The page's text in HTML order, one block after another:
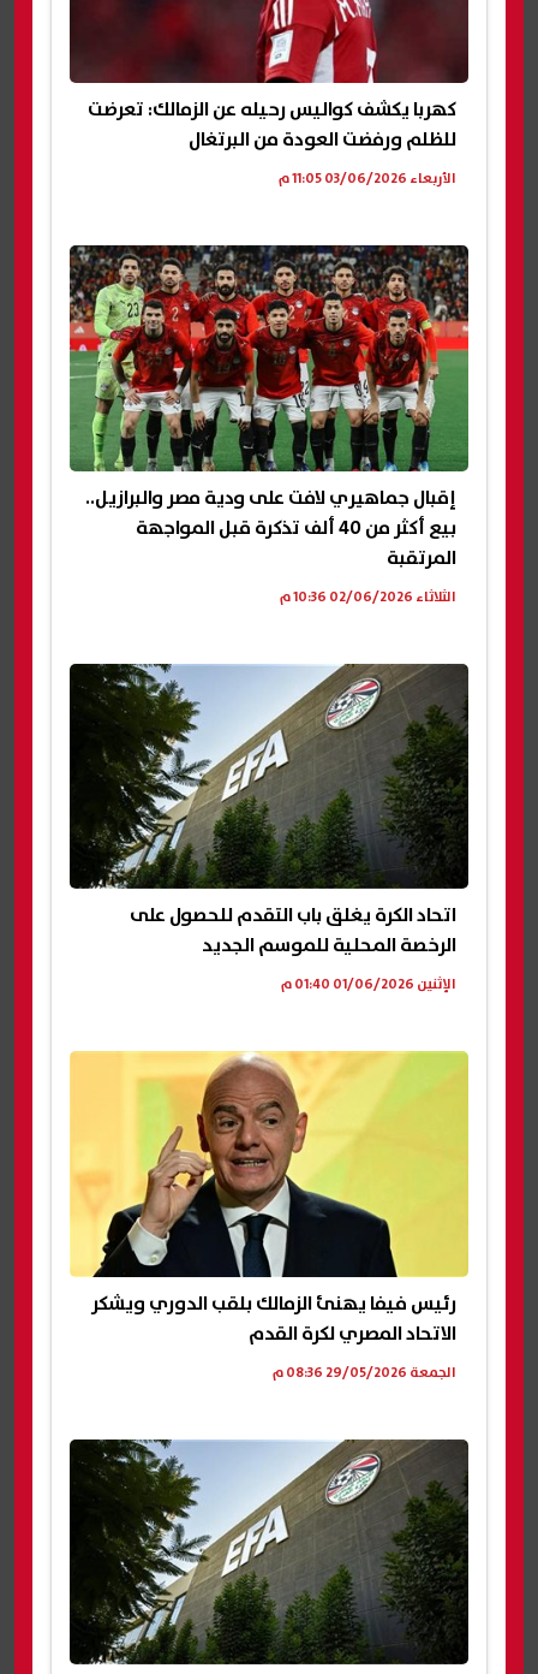
كهربا يكشف كواليس رحيله عن الزمالك: تعرضت
للظلم ورفضت العودة من البرتغال
الأربعاء 03/06/2026 11:05 م
إقبال جماهيري لافت على ودية مصر والبرازيل..
بيع أكثر من 40 ألف تذكرة قبل المواجهة
المرتقبة
الثلاثاء 02/06/2026 10:36 م
اتحاد الكرة يغلق باب التقدم للحصول على
الرخصة المحلية للموسم الجديد
الإثنين 01/06/2026 01:40 م
رئيس فيفا يهنئ الزمالك بلقب الدوري ويشكر
الاتحاد المصري لكرة القدم
الجمعة 29/05/2026 08:36 م